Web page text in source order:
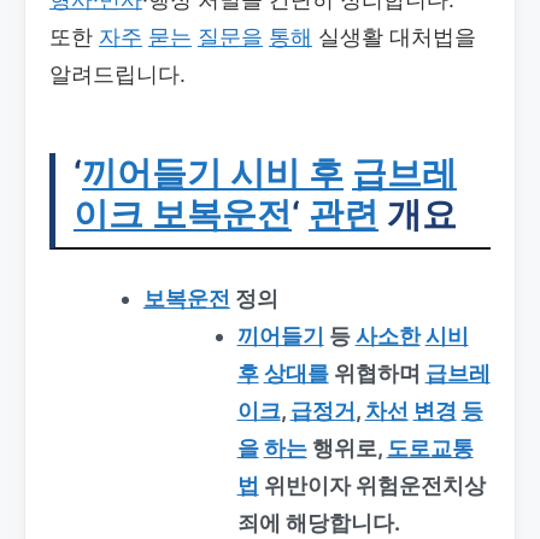
또한 자주 묻는 질문을 통해 실생활 대처법을
알려드립니다.
‘끼어들기 시비 후 급브레
이크 보복운전‘ 관련 개요
보복운전 정의
끼어들기 등사소한 시비
후 상대를위협하며 급브레
이크, 급정거 , 차선 변경 등
을 하는행위로, 도로교통
법 위반이자 위험운전치상
죄에 해당합니다.